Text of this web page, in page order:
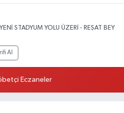
STADYUM YOLU ÜZERİ - REŞAT BEY
Al
Eczaneler